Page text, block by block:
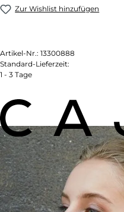
Zur Wishlist hinzufügen
Artikel-Nr.: 13300888
Standard-Lieferzeit:
1 - 3 Tage